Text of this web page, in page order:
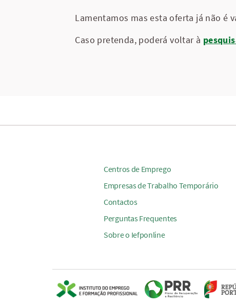
Lamentamos mas esta oferta já não é
Caso pretenda, poderá voltar à
Centros de Emprego
Empresas de Trabalho Temporário
Contactos
Perguntas Frequentes
Sobre o Iefponline